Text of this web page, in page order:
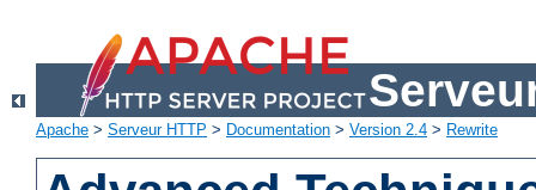
Apache > Serveur HTTP > Documentation > Version 2.4 > Rewrite